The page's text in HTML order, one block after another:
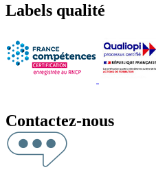
Labels qualité
Contactez-nous